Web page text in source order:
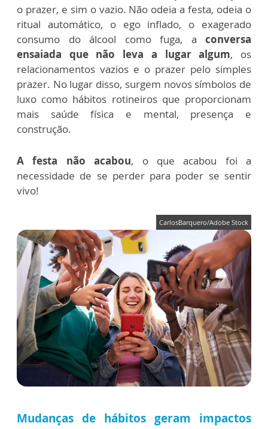
o prazer, e sim o vazio. Não odeia a festa, odeia o
ritual automático, o ego inflado, o exagerado
consumo do álcool como fuga, a conversa
ensaiada que não leva a lugar algum, os
relacionamentos vazios e o prazer pelo simples
prazer. No lugar disso, surgem novos símbolos de
luxo como hábitos rotineiros que proporcionam
mais saúde física e mental, presença e
construção.
A festa não acabou, o que acabou foi a
necessidade de se perder para poder se sentir
vivo!
CarlosBarquero/Adobe Stock
Mudanças de hábitos geram impactos